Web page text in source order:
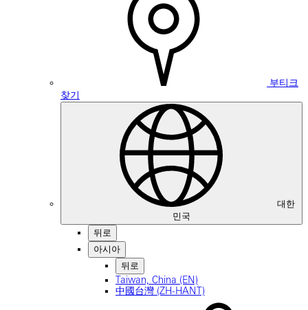
부티크
찾기
대한
민국
뒤로
아시아
뒤로
Taiwan, China (EN)
中國台灣 (ZH-HANT)